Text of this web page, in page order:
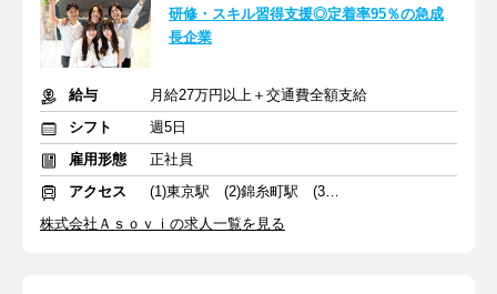
研修・スキル習得支援◎定着率95％の急成
長企業
給与
月給27万円以上＋交通費全額支給
シフト
週5日
雇用形態
正社員
アクセス
(1)東京駅 (2)錦糸町駅 (3)中野駅
株式会社Ａｓｏｖｉの求人一覧を見る